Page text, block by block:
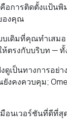
อการติดตั้งแป้น
องคุณ
เดิมที่คุณทำเสมอ
ห้ตรงกับบริบท —
เป็นทางการอย่
งคงควบคุม;
มือนเวอร์ชันที่ดีที่